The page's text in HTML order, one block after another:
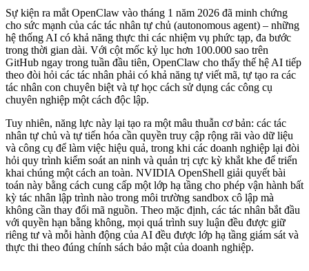
Sự kiện ra mắt OpenClaw vào tháng 1 năm 2026 đã minh chứng
cho sức mạnh của các tác nhân tự chủ (autonomous agent) – những
hệ thống AI có khả năng thực thi các nhiệm vụ phức tạp, đa bước
trong thời gian dài. Với cột mốc kỷ lục hơn 100.000 sao trên
GitHub ngay trong tuần đầu tiên, OpenClaw cho thấy thế hệ AI tiếp
theo đòi hỏi các tác nhân phải có khả năng tự viết mã, tự tạo ra các
tác nhân con chuyên biệt và tự học cách sử dụng các công cụ
chuyên nghiệp một cách độc lập.
Tuy nhiên, năng lực này lại tạo ra một mâu thuẫn cơ bản: các tác
nhân tự chủ và tự tiến hóa cần quyền truy cập rộng rãi vào dữ liệu
và công cụ để làm việc hiệu quả, trong khi các doanh nghiệp lại đòi
hỏi quy trình kiểm soát an ninh và quản trị cực kỳ khắt khe để triển
khai chúng một cách an toàn. NVIDIA OpenShell giải quyết bài
toán này bằng cách cung cấp một lớp hạ tầng cho phép vận hành bất
kỳ tác nhân lập trình nào trong môi trường sandbox cô lập mà
không cần thay đổi mã nguồn. Theo mặc định, các tác nhân bắt đầu
với quyền hạn bằng không, mọi quá trình suy luận đều được giữ
riêng tư và mỗi hành động của AI đều được lớp hạ tầng giám sát và
thực thi theo đúng chính sách bảo mật của doanh nghiệp.